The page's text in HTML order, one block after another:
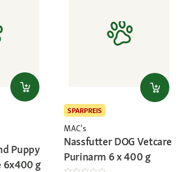
Puppy
6x400 g
SPARPREIS
MAC's
Nassfutter DOG Vetcare
Purinarm 6 x 400 g